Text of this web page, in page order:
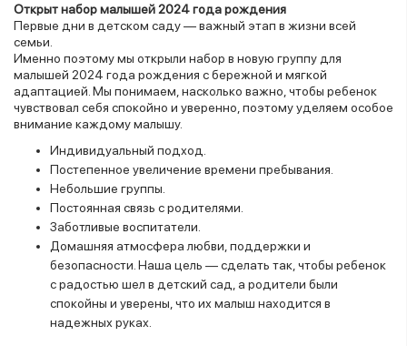
Открыт набор малышей 2024 года рождения
Первые дни в детском саду — важный этап в жизни всей
семьи.
Именно поэтому мы открыли набор в новую группу для
малышей 2024 года рождения с бережной и мягкой
адаптацией. Мы понимаем, насколько важно, чтобы ребенок
чувствовал себя спокойно и уверенно, поэтому уделяем особое
внимание каждому малышу.
Индивидуальный подход.
Постепенное увеличение времени пребывания.
Небольшие группы.
Постоянная связь с родителями.
Заботливые воспитатели.
Домашняя атмосфера любви, поддержки и
безопасности. Наша цель — сделать так, чтобы ребенок
с радостью шел в детский сад, а родители были
спокойны и уверены, что их малыш находится в
надежных руках.